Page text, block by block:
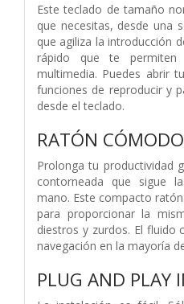
Este teclado de tamaño
que necesitas, desde una
que agiliza la introducción
rápido que te permiten
multimedia. Puedes abrir
funciones de reproducir y
desde el teclado.
RATÓN
Prolonga tu productividad
contorneada que sigue
mano. Este compacto
para proporcionar la
diestros y zurdos. El fluido
navegación en la mayoría
PLUG AND PLAY